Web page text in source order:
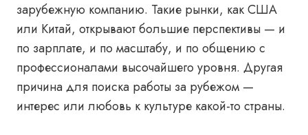
зарубежную компанию. Такие рынки, как США
или Китай, открывают большие перспективы — и
по зарплате, и по масштабу, и по общению с
профессионалами высочайшего уровня. Другая
причина для поиска работы за рубежом —
интерес или любовь к культуре какой-то страны.